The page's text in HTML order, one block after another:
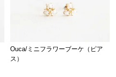
Ouca/ミニフラワーブーケ（ピア
ス）